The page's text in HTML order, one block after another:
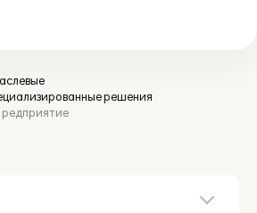
решения